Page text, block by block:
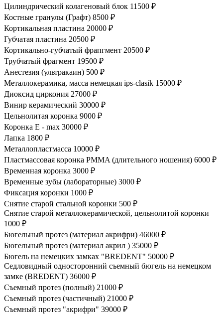
Цилиндрический колагеновый блок 11500 ₽
Костные гранулы (Графт) 8500 ₽
Кортикальная пластина 20000 ₽
Губчатая пластина 20500 ₽
Кортикально-губчатый фрапгмент 20500 ₽
Трубчатый фрагмент 19500 ₽
Анестезия (ультракаин) 500 ₽
Металлокерамика, масса немецкая ips-clasik 15000 ₽
Диоксид циркония 27000 ₽
Винир керамический 30000 ₽
Цельнолитая коронка 9000 ₽
Коронка E - max 30000 ₽
Лапка 1800 ₽
Металлопластмасса 10000 ₽
Пластмассовая коронка PMMA (длительного ношения) 6000 ₽
Временная коронка 3000 ₽
Временные зубы (лабораторные) 3000 ₽
Фиксация коронки 1000 ₽
Снятие старой стальной коронки 500 ₽
Снятие старой металлокерамической, цельнолитой коронки
1000 ₽
Бюгельный протез (материал акрифри) 46000 ₽
Бюгельный протез (материал акрил ) 35000 ₽
Бюгель на немецких замках "BREDENT" 50000 ₽
Седловидный односторонний съемный бюгель на немецком
замке (BREDENT) 36000 ₽
Съемный протез (полный) 21000 ₽
Съемный протез (частичный) 21000 ₽
Съемный протез "акрифри" 39000 ₽